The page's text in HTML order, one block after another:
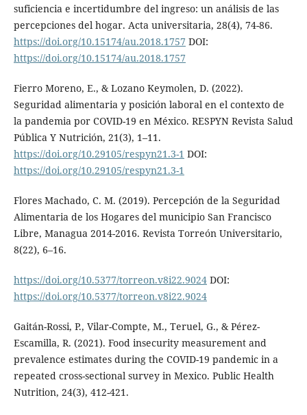
suficiencia e incertidumbre del ingreso: un análisis de las
percepciones del hogar. Acta universitaria, 28(4), 74-86.
https://doi.org/10.15174/au.2018.1757 DOI:
https://doi.org/10.15174/au.2018.1757
Fierro Moreno, E., & Lozano Keymolen, D. (2022).
Seguridad alimentaria y posición laboral en el contexto de
la pandemia por COVID-19 en México. RESPYN Revista Salud
Pública Y Nutrición, 21(3), 1–11.
https://doi.org/10.29105/respyn21.3-1 DOI:
https://doi.org/10.29105/respyn21.3-1
Flores Machado, C. M. (2019). Percepción de la Seguridad
Alimentaria de los Hogares del municipio San Francisco
Libre, Managua 2014-2016. Revista Torreón Universitario,
8(22), 6–16.
https://doi.org/10.5377/torreon.v8i22.9024DOI:
https://doi.org/10.5377/torreon.v8i22.9024
Gaitán-Rossi, P., Vilar-Compte, M., Teruel, G., & Pérez-
Escamilla, R. (2021). Food insecurity measurement and
prevalence estimates during the COVID-19 pandemic in a
repeated cross-sectional survey in Mexico. Public Health
Nutrition, 24(3), 412-421.